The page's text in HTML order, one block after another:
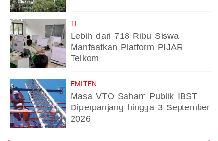
TI
Lebih dari 718 Ribu Siswa
Manfaatkan Platform PIJAR
Telkom
EMITEN
Masa VTO Saham Publik IBST
Diperpanjang hingga 3 September
2026